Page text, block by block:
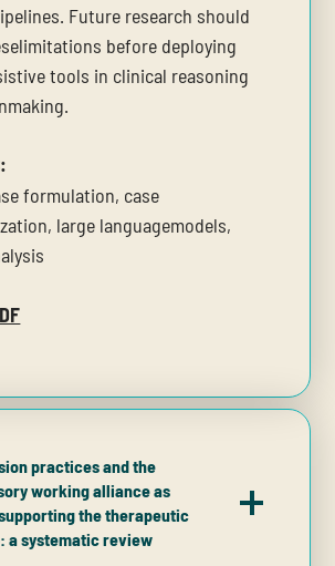
Future research should
before deploying
tools in clinical reasoning
formulation, case
large languagemodels,
practices and the
working alliance as
the therapeutic
a systematic review